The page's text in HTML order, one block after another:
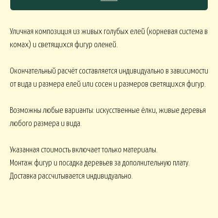
В МАРТИННИЦЕ
Уличная композиция из живых голубых елей (корневая система в
комах) и светящихся фигур оленей.
Окончательный расчёт составляется индивидуально в зависимости
от вида и размера елей или сосен и размеров светящихся фигур.
Возможны любые варианты: искусственные ёлки, живые деревья
любого размера и вида.
Указанная стоимость включает только материалы.
Монтаж фигур и посадка деревьев за дополнительную плату.
Доставка рассчитывается индивидуально.